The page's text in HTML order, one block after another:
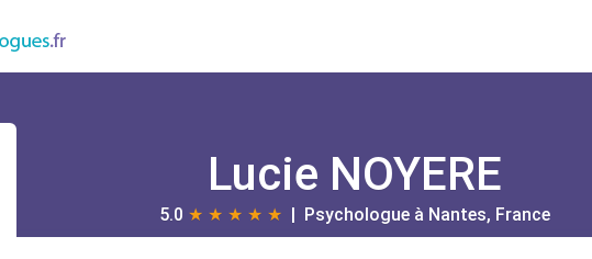
Lucie NOYERE
5.0 ★ ★ ★ ★ ★ | Psychologue à Nantes, France